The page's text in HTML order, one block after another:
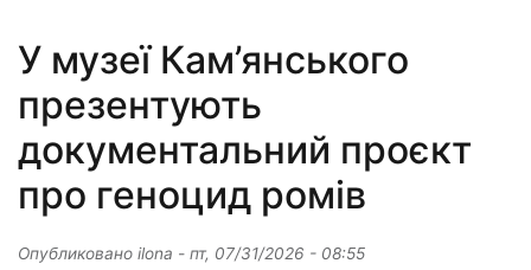
У музеї Кам’янського
презентують
документальний проєкт
про геноцид ромів
Опубликовано ilona - пт, 07/31/2026 - 08:55